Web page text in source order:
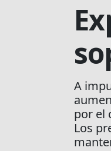
A
por el
Los